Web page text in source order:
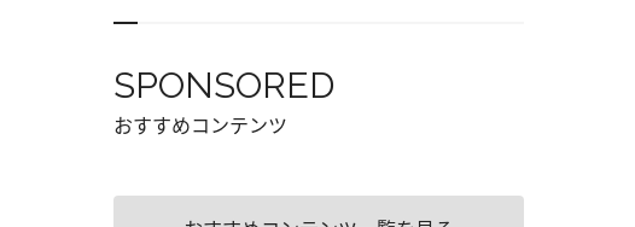
SPONSORED
おすすめコンテンツ